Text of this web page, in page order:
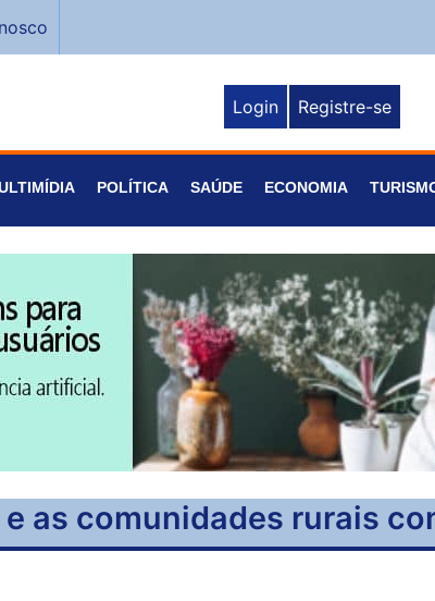
Login Registre-se
POLÍTICA SAÚDE ECONOMIA
as comunidades rurais